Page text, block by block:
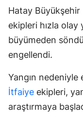
Hatay Büyükşehir
ekipleri hızla olay
büyümeden
engellendi.
Yangın nedeniyle
İtfaiye ekipleri,
araştırmaya